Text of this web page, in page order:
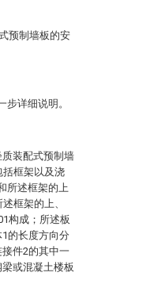
预制墙板的安
详细说明。
装配式预制墙
括框架以及浇
所述框架的上
框架的上、
构成；所述板
的长度方向分
件2的其中一
或混凝土楼板